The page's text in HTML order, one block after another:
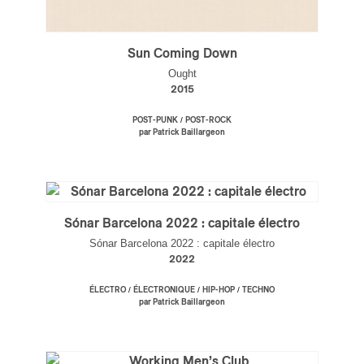
Sun Coming Down
Ought
2015
POST-PUNK / POST-ROCK
par Patrick Baillargeon
Sónar Barcelona 2022 : capitale électro
Sónar Barcelona 2022 : capitale électro
2022
ÉLECTRO / ÉLECTRONIQUE / HIP-HOP / TECHNO
par Patrick Baillargeon